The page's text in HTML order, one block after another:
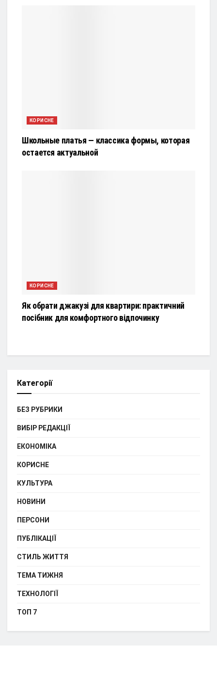
КОРИСНЕ
Школьные платья — классика формы, которая
остается актуальной
КОРИСНЕ
Як обрати джакузі для квартири: практичний
посібник для комфортного відпочинку
Категорії
БЕЗ РУБРИКИ
ВИБІР РЕДАКЦІЇ
ЕКОНОМІКА
КОРИСНЕ
КУЛЬТУРА
НОВИНИ
ПЕРСОНИ
ПУБЛІКАЦІЇ
СТИЛЬ ЖИТТЯ
ТЕМА ТИЖНЯ
ТЕХНОЛОГІЇ
ТОП 7